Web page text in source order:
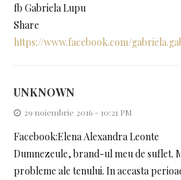
fb Gabriela Lupu
Share
https://www.facebook.com/
UNKNOWN
29 noiembrie 2016 - 10:21 PM
Facebook:Elena Alexandra Leonte
Dumnezeule, brand-ul meu de suflet.
probleme ale tenului. In aceasta